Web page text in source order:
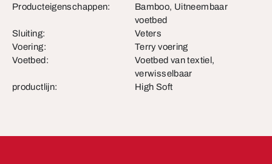
Producteigenschappen:
Bamboo, Uitneembaar
voetbed
Sluiting:
Veters
Voering:
Terry voering
Voetbed:
Voetbed van textiel,
verwisselbaar
productlijn:
High Soft